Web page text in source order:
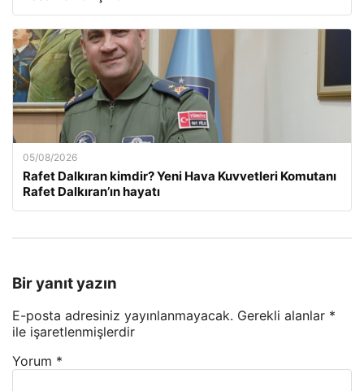
05/08/2026
Rafet Dalkıran kimdir? Yeni Hava Kuvvetleri Komutanı
Rafet Dalkıran’ın hayatı
Bir yanıt yazın
E-posta adresiniz yayınlanmayacak. Gerekli alanlar *
ile işaretlenmişlerdir
Yorum *